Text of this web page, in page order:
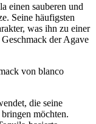
einen sauberen und
Seine häufigsten
was ihn zu einer
der Agave
von blanco
die seine
möchten.